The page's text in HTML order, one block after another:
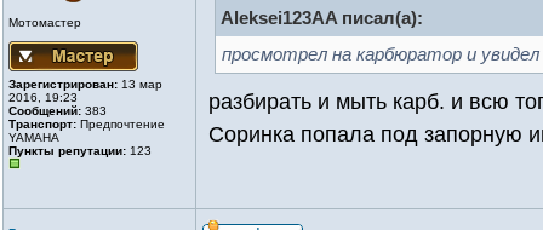
Мотомастер
Зарегистрирован: 13 мар
2016, 19:23
Сообщений: 383
Транспорт: Предпочтение
YAMAHA
Пункты репутации: 123
Aleksei123AA писал(а):
просмотрел на карбюратор и
разбирать и мыть карб. и всю
Соринка попала под запорную